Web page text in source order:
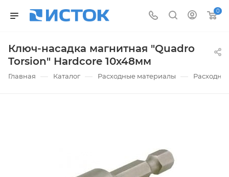
0
Ключ-насадка магнитная "Quadro
Torsion" Hardcore 10х48мм
Главная — Каталог — Расходные материалы —